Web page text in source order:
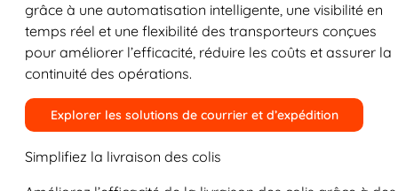
grâce à une automatisation intelligente, une visibilité en
temps réel et une flexibilité des transporteurs conçues
pour améliorer l’efficacité, réduire les coûts et assurer la
continuité des opérations.
Explorer les solutions de courrier et d’expédition
Simplifiez la livraison des colis